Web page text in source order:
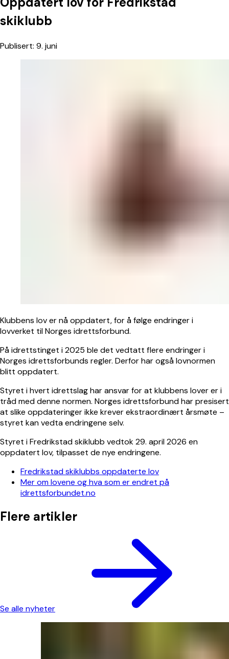
skiklubb
Publisert: 9. juni
Klubbens lov er nå oppdatert, for å følge endringer i
lovverket til Norges idrettsforbund.
På idrettstinget i 2025 ble det vedtatt flere endringer i
Norges idrettsforbunds regler. Derfor har også lovnormen
blitt oppdatert.
Styret i hvert idrettslag har ansvar for at klubbens lover er i
tråd med denne normen. Norges idrettsforbund har presisert
at slike oppdateringer ikke krever ekstraordinært årsmøte –
styret kan vedta endringene selv.
Styret i Fredrikstad skiklubb vedtok 29. april 2026 en
oppdatert lov, tilpasset de nye endringene.
Fredrikstad skiklubbs oppdaterte lov
Mer om lovene og hva som er endret på
idrettsforbundet.no
Flere artikler
Se alle nyheter